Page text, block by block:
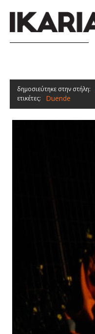
δημοσιεύτηκε στην στήλη:
ετικέτες: Duende